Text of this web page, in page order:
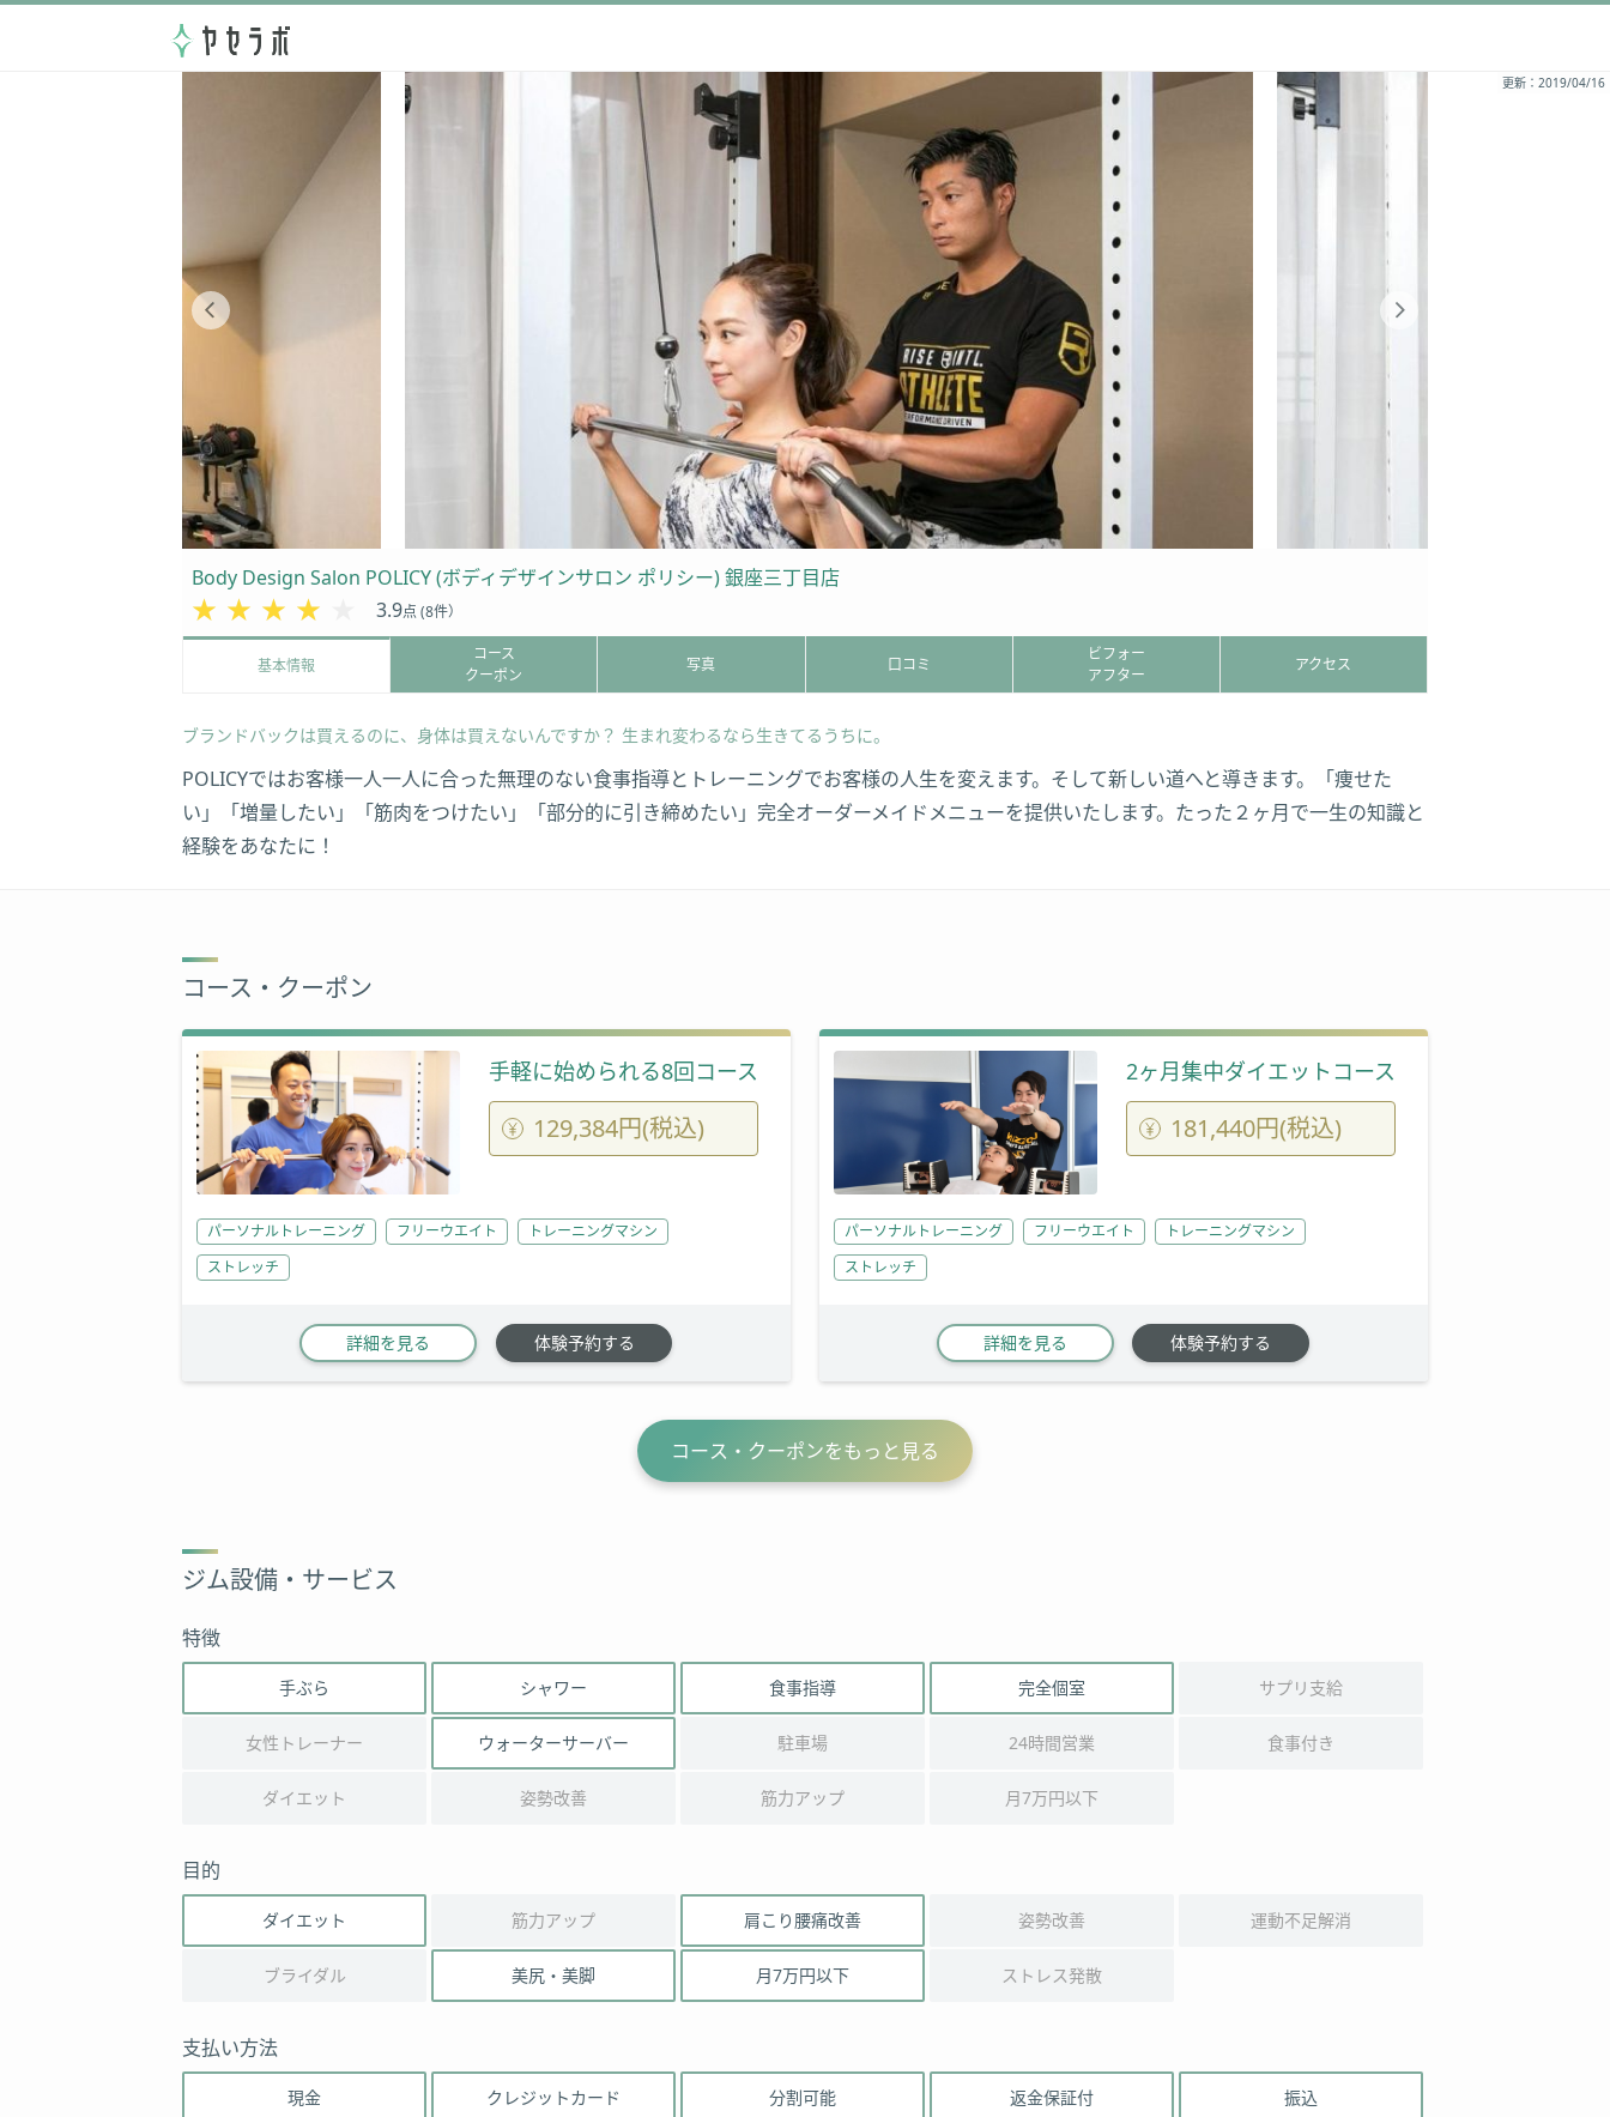
更新：2019/04/16
Body Design Salon POLICY (ボディデザインサロン ポリシー) 銀座三丁目店
★★★★★
★★★★★ 3.9点 (8件）
基本情報
コース
クーポン
写真 口コミ
ビフォー
アフター
アクセス
ブランドバックは買えるのに、身体は買えないんですか？ 生まれ変わるなら生きてるうちに。
POLICYではお客様一人一人に合った無理のない食事指導とトレーニングでお客様の人生を変えます。そして新しい道へと導きます。「痩せた
い」「増量したい」「筋肉をつけたい」「部分的に引き締めたい」完全オーダーメイドメニューを提供いたします。たった２ヶ月で一生の知識と
経験をあなたに！
コース・クーポン
手軽に始められる8回コース
129,384円(税込)
パーソナルトレーニング フリーウエイト
トレーニングマシン
ストレッチ
詳細を見る 体験予約する
2ヶ月集中ダイエットコース
181,440円(税込)
パーソナルトレーニング フリーウエイト
トレーニングマシン
ストレッチ
詳細を見る 体験予約する
コース・クーポンをもっと見る
ジム設備・サービス
特徴
手ぶら シャワー 食事指導 完全個室 サプリ支給
女性トレーナー ウォーターサーバー 駐車場 24時間営業 食事付き
ダイエット 姿勢改善 筋力アップ 月7万円以下
目的
ダイエット 筋力アップ 肩こり腰痛改善 姿勢改善 運動不足解消
ブライダル 美尻・美脚 月7万円以下 ストレス発散
支払い方法
現金 クレジットカード 分割可能 返金保証付 振込